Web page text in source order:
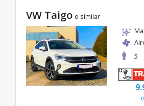
VW Taigo o similar
5